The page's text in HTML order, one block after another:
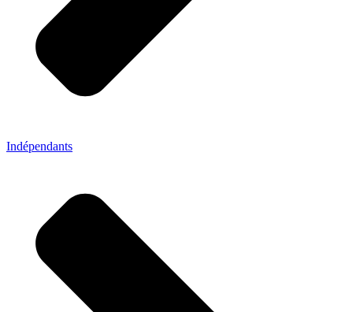
Indépendants